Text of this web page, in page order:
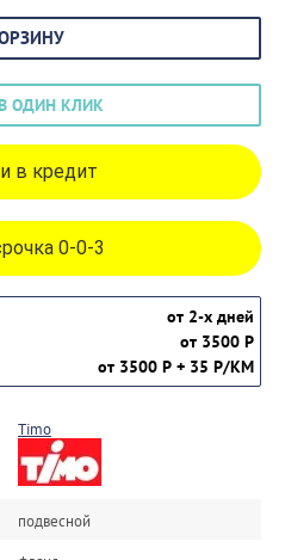
ОДИН КЛИК
в кредит
0-0-3
от 2-х дней
от 3500 Р
от 3500 Р + 35 Р/КМ
Timo
подвесной